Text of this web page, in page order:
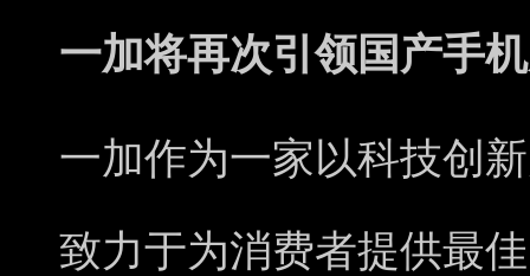
一加将再次引领国产手
一加作为一家以科技创
致力于为消费者提供最